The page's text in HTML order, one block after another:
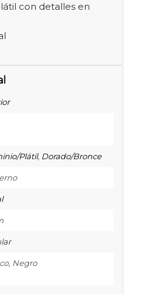
con detalles en
Plátil, Dorado/Bronce
Negro